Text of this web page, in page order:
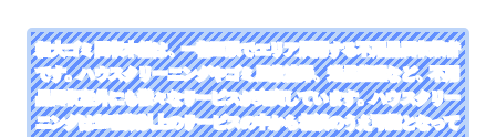
粗大ゴミ回収本舗は、一都三県でエリア展開する不用品回収業者
です。ハウスクリーニングやゴミ屋敷清掃、遺品整理など、不用
品回収意外にも様々なサービスが充実しています。ハウスクリー
ニングは10種類以上のサービスの中から相談のうえ可能となって